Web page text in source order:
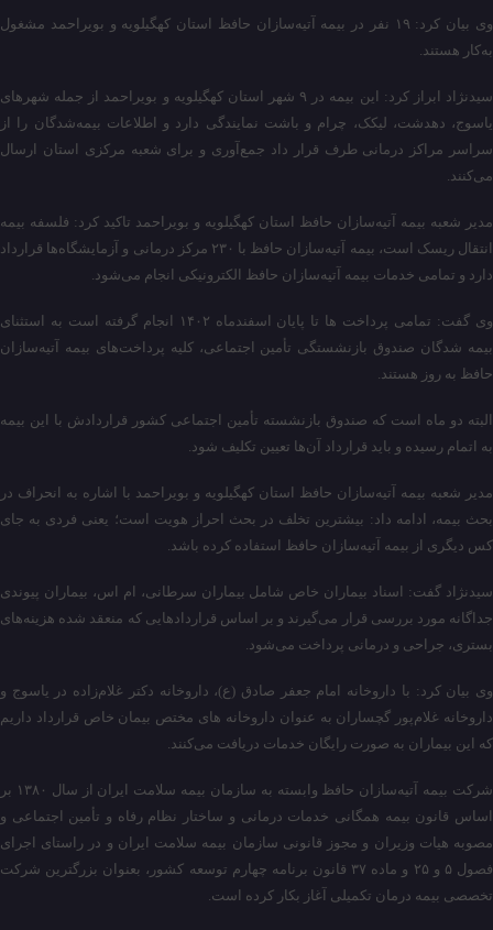
وی بیان کرد: ۱۹ نفر در بیمه آتیه‌سازان حافظ استان کهگیلویه و بویراحمد مشغول
به‌کار هستند.
سیدنژاد ابراز کرد: این بیمه در ۹ شهر استان کهگیلویه و بویراحمد از جمله شهرهای
یاسوج، دهدشت، لیکک، چرام و باشت نمایندگی دارد و اطلاعات بیمه‌شدگان را از
سراسر مراکز درمانی طرف قرار داد جمع‌آوری و برای شعبه مرکزی استان ارسال
می‌کنند.
مدیر شعبه بیمه آتیه‌سازان حافظ استان کهگیلویه و بویراحمد تاکید کرد: فلسفه بیمه
انتقال ریسک است، بیمه آتیه‌سازان حافظ با ۲۳۰ مرکز درمانی و آزمایشگاه‌ها قرارداد
دارد و تمامی خدمات بیمه آتیه‌سازان حافظ الکترونیکی انجام می‌شود.
وی گفت: تمامی پرداخت ها تا پایان اسفندماه ۱۴۰۲ انجام گرفته است به استثنای
بیمه شدگان صندوق بازنشستگی تأمین اجتماعی، کلیه پرداخت‌های بیمه آتیه‌سازان
حافظ به روز هستند.
البته دو ماه است که صندوق بازنشسته تأمین اجتماعی کشور قراردادش با این بیمه
به اتمام رسیده و باید قرارداد آن‌ها تعیین تکلیف شود.
مدیر شعبه بیمه آتیه‌سازان حافظ استان کهگیلویه و بویراحمد با اشاره به انحراف در
بحث بیمه، ادامه داد: بیشترین تخلف در بحث احراز هویت است؛ یعنی فردی به جای
کس دیگری از بیمه آتیه‌سازان حافظ استفاده کرده باشد.
سیدنژاد گفت: اسناد بیماران خاص شامل بیماران سرطانی، ‌ام اس، بیماران پیوندی
جداگانه مورد بررسی قرار می‌گیرند و بر اساس قراردادهایی که منعقد شده هزینه‌های
بستری، جراحی و درمانی پرداخت می‌شود.
وی بیان کرد: با داروخانه امام جعفر صادق (ع)، داروخانه دکتر غلام‌زاده در یاسوج و
داروخانه غلام‌پور گچساران به عنوان داروخانه های مختص بیمان خاص قرارداد داریم
که این بیماران به صورت رایگان خدمات دریافت می‌کنند.
شرکت بیمه آتیه‌سازان حافظ وابسته به سازمان بیمه سلامت ایران از سال ۱۳۸۰ بر
اساس قانون بیمه همگانی خدمات درمانی و ساختار نظام رفاه و تأمین اجتماعی و
مصوبه هیات وزیران و مجوز قانونی سازمان بیمه سلامت ایران و در راستای اجرای
فصول ۵ و ۲۵ و ماده ۳۷ قانون برنامه چهارم توسعه کشور، بعنوان بزرگترین شرکت
تخصصی بیمه درمان تکمیلی آغاز بکار کرده است.